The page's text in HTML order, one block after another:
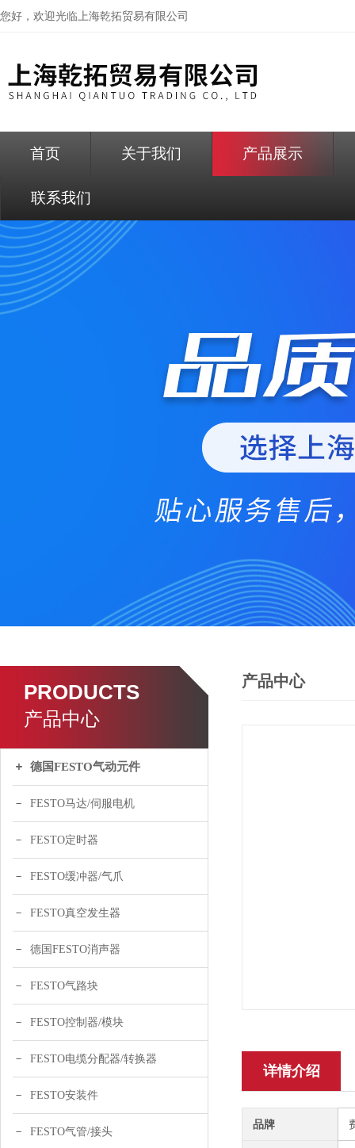
您好，欢迎光临上海乾拓贸易有限公司
首页 关于我们 产品展示
联系我们
PRODUCTS
产品中心
德国FESTO气动元件
FESTO马达/伺服电机
FESTO定时器
FESTO缓冲器/气爪
FESTO真空发生器
德国FESTO消声器
FESTO气路块
FESTO控制器/模块
FESTO电缆分配器/转换器
FESTO安装件
FESTO气管/接头
产品中心
详情介绍
品牌